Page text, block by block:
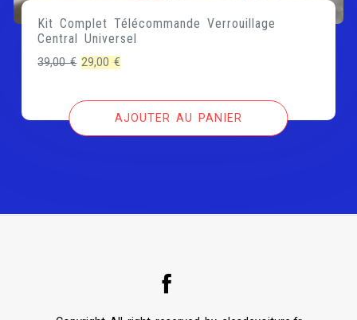
Kit Complet Télécommande Verrouillage
Central Universel
39,00€ Le
initial
29,00€
actuel
est :
AJOUTER AU PANIER